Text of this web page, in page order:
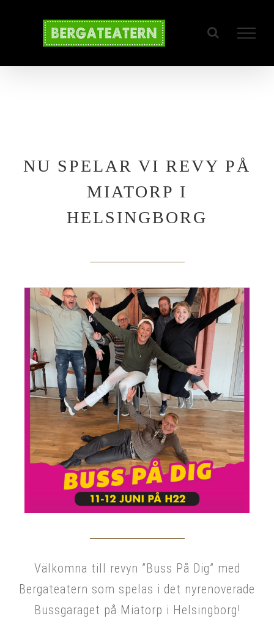
innehållet
NU SPELAR VI REVY PÅ
MIATORP I
HELSINGBORG
Välkomna till revyn ”Buss På Dig” med
Bergateatern som spelas i det nyrenoverade
Bussgaraget på Miatorp i Helsingborg!